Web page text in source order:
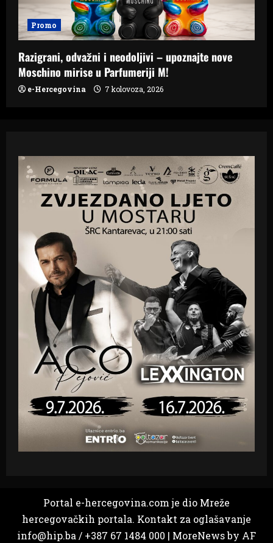
Promo
Razigrani, odvažni i neodoljivi – upoznajte nove
Moschino mirise u Parfumeriji M!
e-Hercegovina 7 kolovoza, 2026
Portal e-hercegovina.com je dio Mreže
hercegovačkih portala. Kontakt za oglašavanje
info@hip.ba / +387 67 1484 000 | MoreNewsby AF